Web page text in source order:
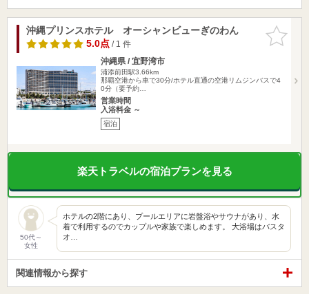
お気に入
りに追加
沖縄プリンスホテル オーシャンビューぎのわん
5.0点/ 1 件
沖縄県 / 宜野湾市
浦添前田駅3.66km
那覇空港から車で30分/ホテル直通の空港リムジンバスで4
0分（要予約…
営業時間
入浴料金 ～
宿泊
楽天トラベルの宿泊プランを見る
50代～
女性
ホテルの2階にあり、プールエリアに岩盤浴やサウナがあり、水
着で利用するのでカップルや家族で楽しめます。 大浴場はバスタ
オ…
関連情報から探す